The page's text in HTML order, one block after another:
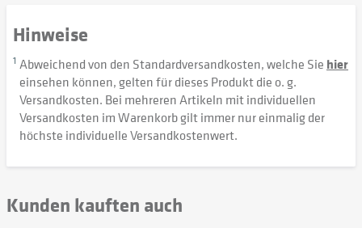
Hinweise
1 Abweichend von den Standardversandkosten, welche Sie hier
einsehen können, gelten für dieses Produkt die o. g.
Versandkosten. Bei mehreren Artikeln mit individuellen
Versandkosten im Warenkorb gilt immer nur einmalig der
höchste individuelle Versandkostenwert.
Kunden kauften auch